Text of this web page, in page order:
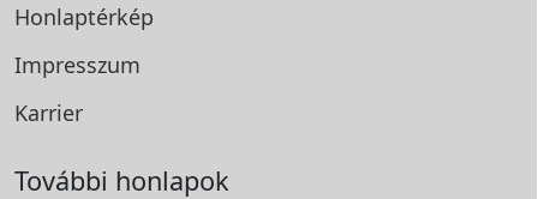
Honlaptérkép
Impresszum
Karrier
További honlapok